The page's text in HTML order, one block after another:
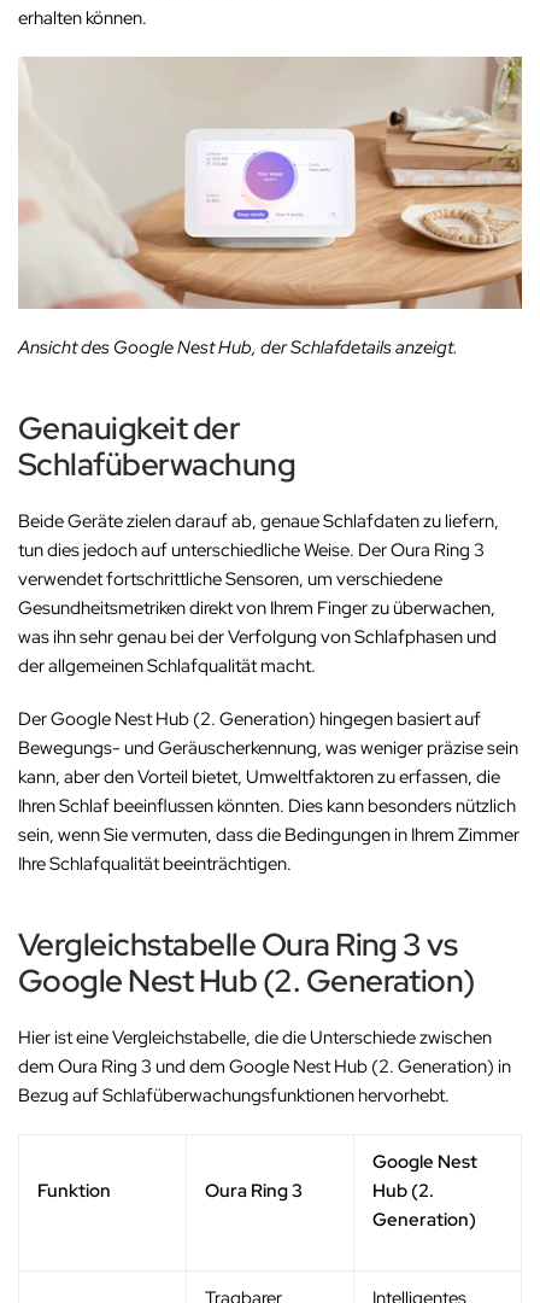
erhalten können.
Ansicht des Google Nest Hub, der Schlafdetails anzeigt.
Genauigkeit der
Schlafüberwachung
Beide Geräte zielen darauf ab, genaue Schlafdaten zu liefern,
tun dies jedoch auf unterschiedliche Weise. Der Oura Ring 3
verwendet fortschrittliche Sensoren, um verschiedene
Gesundheitsmetriken direkt von Ihrem Finger zu überwachen,
was ihn sehr genau bei der Verfolgung von Schlafphasen und
der allgemeinen Schlafqualität macht.
Der Google Nest Hub (2. Generation) hingegen basiert auf
Bewegungs- und Geräuscherkennung, was weniger präzise sein
kann, aber den Vorteil bietet, Umweltfaktoren zu erfassen, die
Ihren Schlaf beeinflussen könnten. Dies kann besonders nützlich
sein, wenn Sie vermuten, dass die Bedingungen in Ihrem Zimmer
Ihre Schlafqualität beeinträchtigen.
Vergleichstabelle Oura Ring 3 vs
Google Nest Hub (2. Generation)
Hier ist eine Vergleichstabelle, die die Unterschiede zwischen
dem Oura Ring 3 und dem Google Nest Hub (2. Generation) in
Bezug auf Schlafüberwachungsfunktionen hervorhebt.
Funktion Oura Ring 3
Google Nest
Hub (2.
Generation)